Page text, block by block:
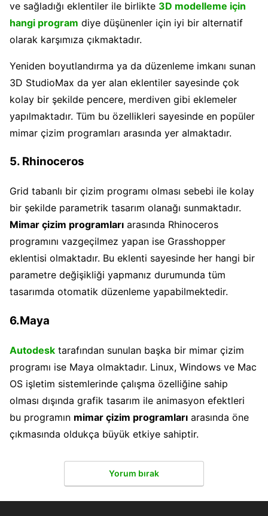
ve sağladığı eklentiler ile birlikte 3D modelleme için
hangi program diye düşünenler için iyi bir alternatif
olarak karşımıza çıkmaktadır.
Yeniden boyutlandırma ya da düzenleme imkanı sunan
3D StudioMax da yer alan eklentiler sayesinde çok
kolay bir şekilde pencere, merdiven gibi eklemeler
yapılmaktadır. Tüm bu özellikleri sayesinde en popüler
mimar çizim programları arasında yer almaktadır.
5. Rhinoceros
Grid tabanlı bir çizim programı olması sebebi ile kolay
bir şekilde parametrik tasarım olanağı sunmaktadır.
Mimar çizim programları arasında Rhinoceros
programını vazgeçilmez yapan ise Grasshopper
eklentisi olmaktadır. Bu eklenti sayesinde her hangi bir
parametre değişikliği yapmanız durumunda tüm
tasarımda otomatik düzenleme yapabilmektedir.
6.Maya
Autodesk tarafından sunulan başka bir mimar çizim
programı ise Maya olmaktadır. Linux, Windows ve Mac
OS işletim sistemlerinde çalışma özelliğine sahip
olması dışında grafik tasarım ile animasyon efektleri
bu programın mimar çizim programları arasında öne
çıkmasında oldukça büyük etkiye sahiptir.
Yorum bırak